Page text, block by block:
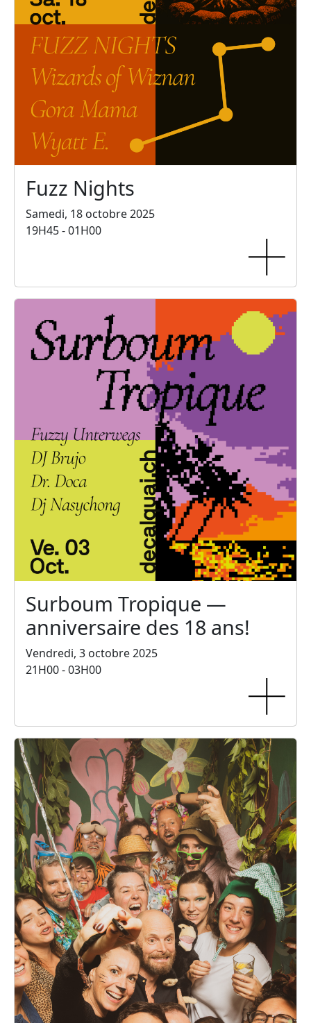
Fuzz Nights
Samedi, 18 octobre 2025
19H45 - 01H00
Surboum Tropique —
anniversaire des 18 ans!
Vendredi, 3 octobre 2025
21H00 - 03H00